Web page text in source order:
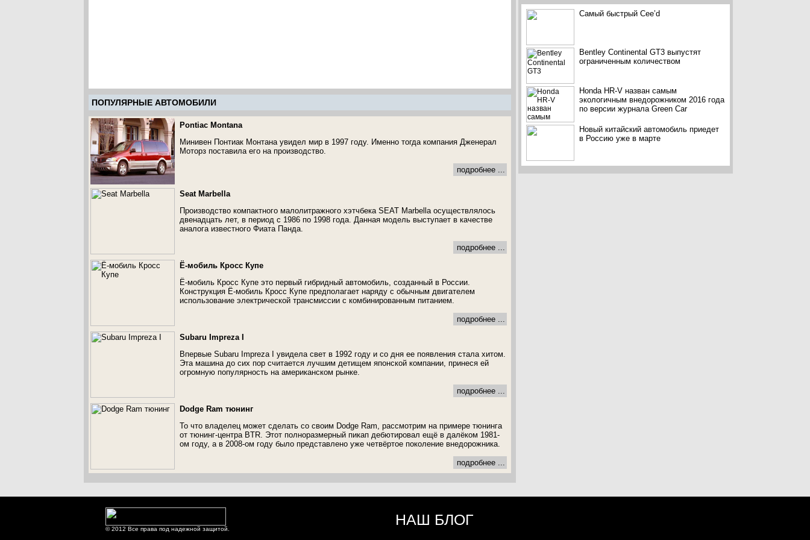
ПОПУЛЯРНЫЕ АВТОМОБИЛИ
Pontiac Montana
Минивен Понтиак Монтана увидел мир в 1997 году. Именно тогда компания Дженерал
Моторз поставила его на производство.
подробнее ...
Seat Marbella
Производство компактного малолитражного хэтчбека SEAT Marbella осуществлялось
двенадцать лет, в период с 1986 по 1998 года. Данная модель выступает в качестве
аналога известного Фиата Панда.
подробнее ...
Ё-мобиль Кросс Купе
Ё-мобиль Кросс Купе это первый гибридный автомобиль, созданный в России.
Конструкция Ё-мобиль Кросс Купе предполагает наряду с обычным двигателем
использование электрической трансмиссии с комбинированным питанием.
подробнее ...
Subaru Impreza I
Впервые Subaru Impreza I увидела свет в 1992 году и со дня ее появления стала хитом.
Эта машина до сих пор считается лучшим детищем японской компании, принеся ей
огромную популярность на американском рынке.
подробнее ...
Dodge Ram тюнинг
То что владелец может сделать со cвоим Dodge Ram, рассмотрим на примере тюнинга
от тюнинг-центра BTR. Этот полноразмерный пикап дебютировал ещё в далёком 1981-
ом году, а в 2008-ом году было представлено уже четвёртое поколение внедорожника.
подробнее ...
Самый быстрый Cee’d
Bentley Continental GT3 выпустят
ограниченным количеством
Honda HR-V назван самым
экологичным внедорожником 2016 года
по версии журнала Green Car
Новый китайский автомобиль приедет
в Россию уже в марте
© 2012 Все права под надежной защитой.
НАШ БЛОГ